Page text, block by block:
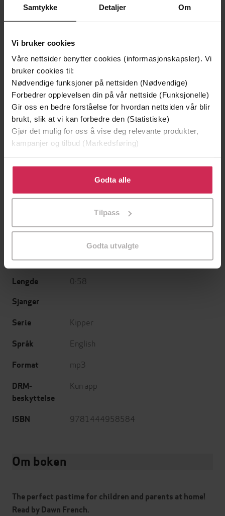
Samtykke Detaljer Om
Vi bruker cookies
Våre nettsider benytter cookies (informasjonskapsler). Vi
bruker cookies til:
Nødvendige funksjoner på nettsiden (Nødvendige)
Forbedrer opplevelsen din på vår nettside (Funksjonelle)
Gir oss en bedre forståelse for hvordan nettsiden vår blir
brukt, slik at vi kan forbedre den (Statistiske)
Gjør det mulig for oss å vise deg relevante produkter,
kampanjer og tilbud (Markedsføring)
Klikk på «Godta alle» for å gi oss ditt samtykke til å
bruke cookies for alle disse formålene. Du kan også
tilpasse ditt samtykke til spesifikke formål ved å klikke
Godta alle
Tilpass
Godta utvalgte
129,-
Minnesota
Jo Nesbø
EBOK
129,-
Utskudd
Jørn Lier Horst
EBOK
8 books in 1
(innleser)
Utgitt 10.04.2020
Lengde 0:58
Sjanger
Serie
Kipper
Språk English
Format mp3
DRM-
beskyttelse
Kun app
ISBN 9781444958584
Om boken
The perfect pastime for children and parents at home!
Read by Dawn French.